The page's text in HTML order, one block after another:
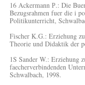
16 Ackermann Р.: Die
Bezugsrahmen fuer die i
Politikunterricht,
Fischer K.G.: Erziehung
Theorie und Didaktik der
1S Sander W.: Erziehung
faecherverbindenden
Schwalbach, 1998.